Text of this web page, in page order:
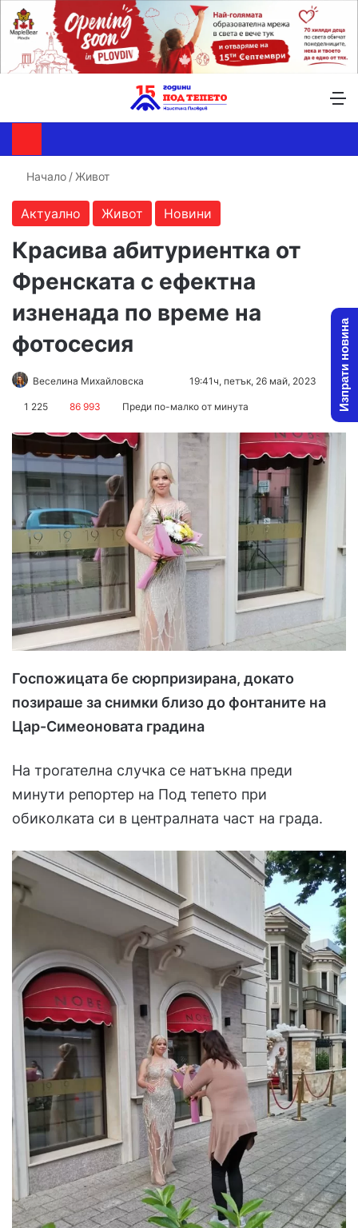
Начало / Живот
Актуално Живот Новини
Красива абитуриентка от
Френската с ефектна
изненада по време на
фотосесия
Веселина Михайловска
Send19:41ч, петък, 26 май, 2023
1 225 86 993 Преди по-малко от минута
Госпожицата бе сюрпризирана, докато
позираше за снимки близо до фонтаните на
Цар-Симеоновата градина
На трогателна случка се натъкна преди
минути репортер на Под тепето при
обиколката си в централната част на града.
Изпрати новина